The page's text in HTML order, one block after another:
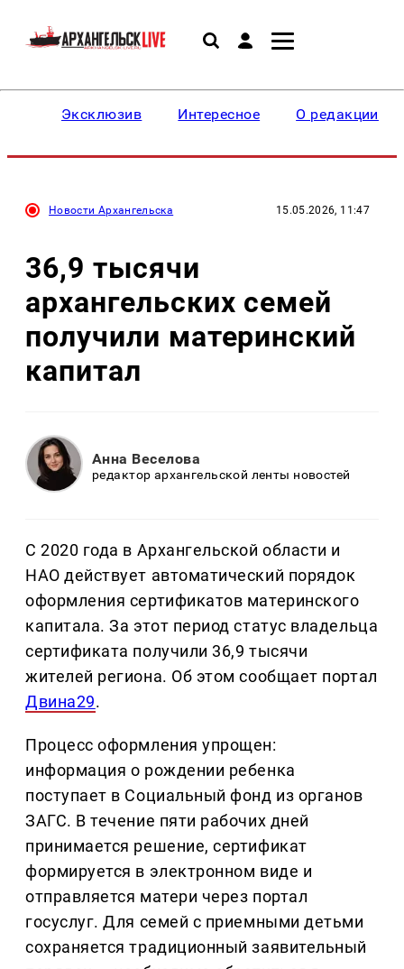
Эксклюзив Интересное О редакции
Новости Архангельска 15.05.2026, 11:47
36,9 тысячи
архангельских семей
получили материнский
капитал
Анна Веселова
редактор архангельской ленты новостей
С 2020 года в Архангельской области и
НАО действует автоматический порядок
оформления сертификатов материнского
капитала. За этот период статус владельца
сертификата получили 36,9 тысячи
жителей региона. Об этом сообщает портал
Двина29.
Процесс оформления упрощен:
информация о рождении ребенка
поступает в Социальный фонд из органов
ЗАГС. В течение пяти рабочих дней
принимается решение, сертификат
формируется в электронном виде и
отправляется матери через портал
госуслуг. Для семей с приемными детьми
сохраняется традиционный заявительный